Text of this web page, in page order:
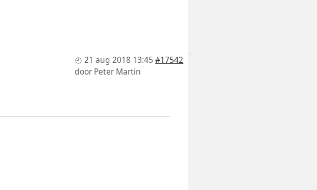
21 aug 2018 13:45 #17542
door Peter Martin